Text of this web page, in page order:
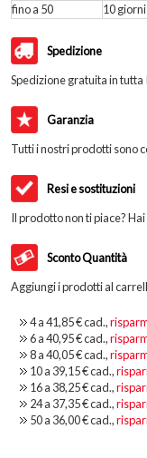
fino a 50
10 giorni
Spedizione
Spedizione gratuita in tutta
Garanzia
Tutti i nostri prodotti sono
Resi e sostituzioni
Il prodotto non ti piace?
Sconto Quantità
Aggiungi i prodotti al
4 a41,85 €cad.,
6 a40,95 €cad.,
8 a40,05 €cad.,
10 a 39,15 €cad.,
16 a 38,25 €cad.,
24 a 37,35 €cad.,
50 a 36,00 €cad.,